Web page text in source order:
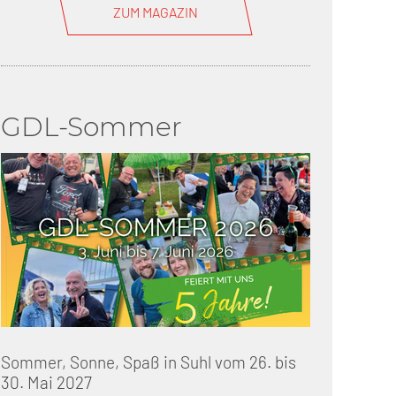
ZUM MAGAZIN
GDL-Sommer
Sommer, Sonne, Spaß in Suhl vom 26. bis
30. Mai 2027